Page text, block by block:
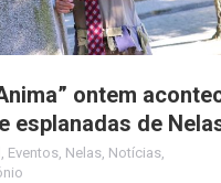
ontem
esplanadas de
, Eventos, Nelas, Notícias,